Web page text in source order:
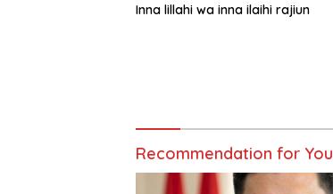
Inna lillahi wa inna ilaihi rajiun
Recommendation for You